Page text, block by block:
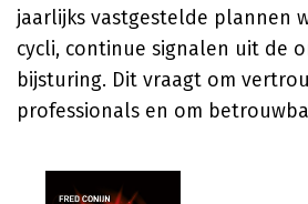
jaarlijks vastgestelde plannen
cycli, continue signalen uit de
bijsturing. Dit vraagt om
professionals en om